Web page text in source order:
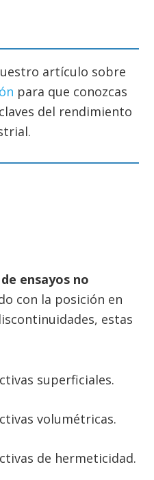
artículo sobre
para que conozcas
del rendimiento
ensayos no
con la posición en
estas
superficiales.
volumétricas.
de hermeticidad.